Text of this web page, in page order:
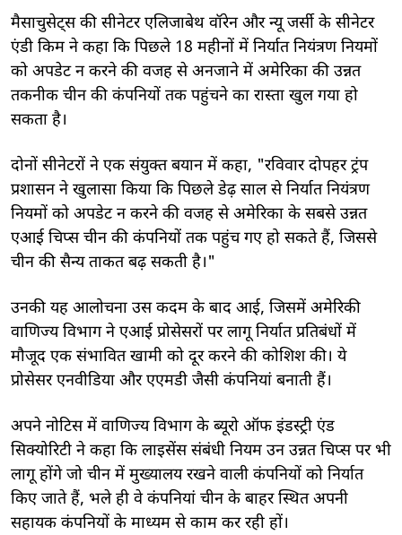
मैसाचुसेट्स की सीनेटर एलिजाबेथ वॉरेन और न्यू जर्सी के सीनेटर
एंडी किम ने कहा कि पिछले 18 महीनों में निर्यात नियंत्रण नियमों
को अपडेट न करने की वजह से अनजाने में अमेरिका की उन्नत
तकनीक चीन की कंपनियों तक पहुंचने का रास्ता खुल गया हो
सकता है।
दोनों सीनेटरों ने एक संयुक्त बयान में कहा, "रविवार दोपहर ट्रंप
प्रशासन ने खुलासा किया कि पिछले डेढ़ साल से निर्यात नियंत्रण
नियमों को अपडेट न करने की वजह से अमेरिका के सबसे उन्नत
एआई चिप्स चीन की कंपनियों तक पहुंच गए हो सकते हैं, जिससे
चीन की सैन्य ताकत बढ़ सकती है।"
उनकी यह आलोचना उस कदम के बाद आई, जिसमें अमेरिकी
वाणिज्य विभाग ने एआई प्रोसेसरों पर लागू निर्यात प्रतिबंधों में
मौजूद एक संभावित खामी को दूर करने की कोशिश की। ये
प्रोसेसर एनवीडिया और एएमडी जैसी कंपनियां बनाती हैं।
अपने नोटिस में वाणिज्य विभाग के ब्यूरो ऑफ इंडस्ट्री एंड
सिक्योरिटी ने कहा कि लाइसेंस संबंधी नियम उन उन्नत चिप्स पर भी
लागू होंगे जो चीन में मुख्यालय रखने वाली कंपनियों को निर्यात
किए जाते हैं, भले ही वे कंपनियां चीन के बाहर स्थित अपनी
सहायक कंपनियों के माध्यम से काम कर रही हों।